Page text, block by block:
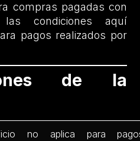
compras pagadas con
condiciones aquí
pagos realizados por
de la
no aplica para